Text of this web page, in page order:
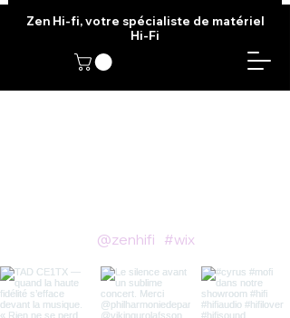
Zen Hi-fi, votre spécialiste de matériel
Hi-Fi
#wix
@zenhifi